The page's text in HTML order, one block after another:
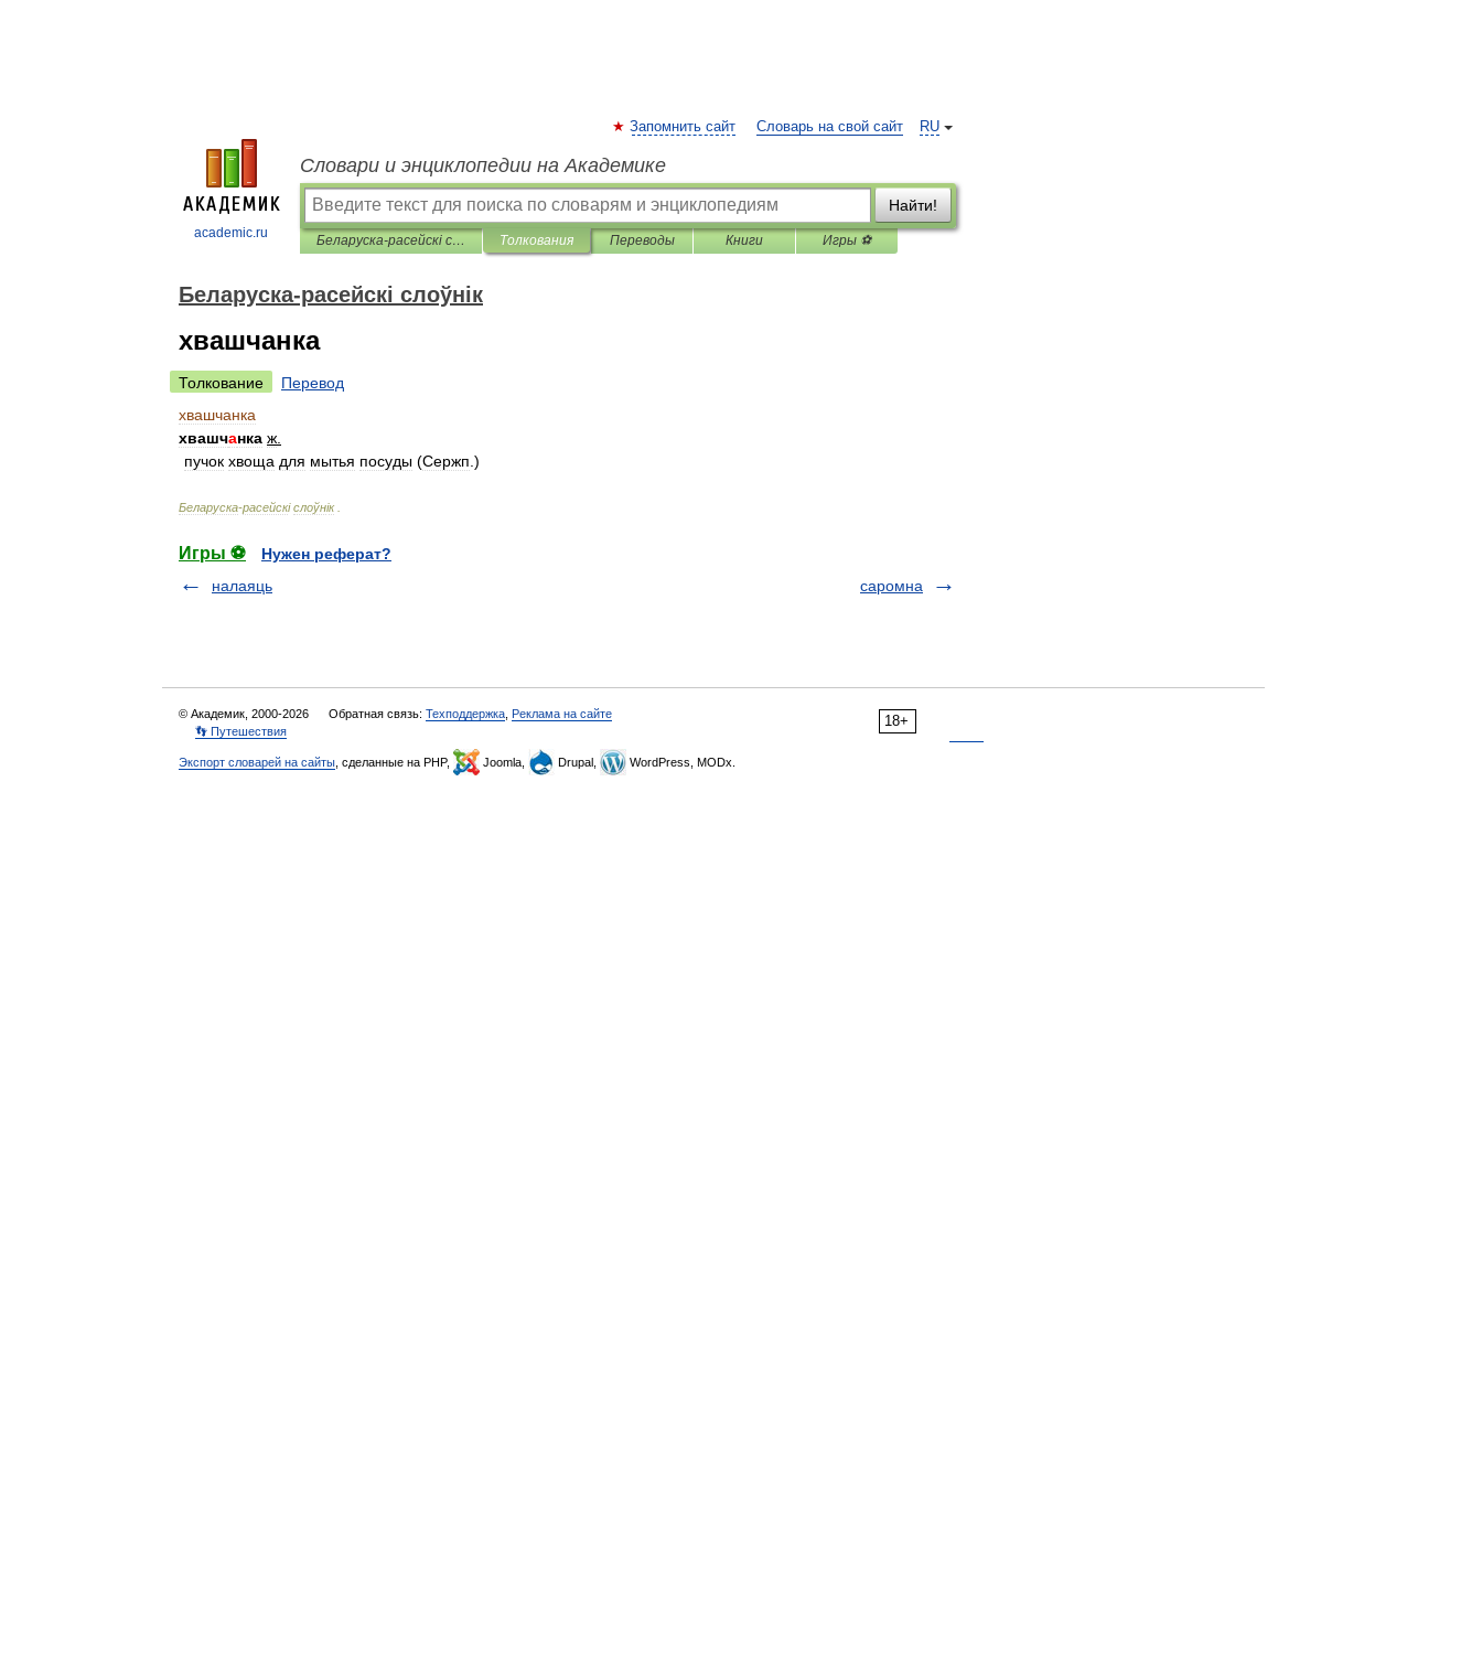
academic.ru
RU
Запомнить сайт Словарь на свой сайт
Словари и энциклопедии на Академике
Найти!
Беларуска-расейскі слоўнік Толкования Переводы Книги Игры ⚽
Беларуска-расейскі слоўнік
хвашчанка
Толкование
Перевод
хвашчанка
хвашчанка ж
пучок хвоща для мытья посуды (Сержп .)
Беларуска-расейскіслоўнік
Игры ⚽
Нужен реферат?
налаяць
саромна
18+
© Академик, 2000-2026 Обратная связь: Техподдержка Реклама на сайте
👣 Путешествия
Экспорт словарей на сайты , сделанные на PHP, Joomla, Drupal, WordPress, MODx.